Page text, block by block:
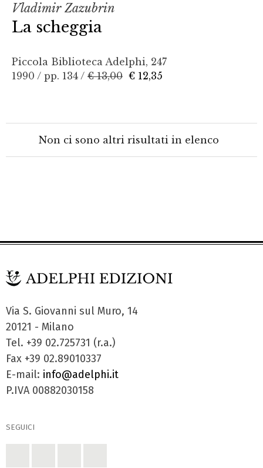
Vladimir Zazubrin
La scheggia
Piccola Biblioteca Adelphi, 247
1990 / pp. 134 / € 13,00 € 12,35
Non ci sono altri risultati in elenco
Via S. Giovanni sul Muro, 14
20121 - Milano
Tel. +39 02.725731 (r.a.)
Fax +39 02.89010337
E-mail: info@adelphi.it
P.IVA 00882030158
SEGUICI